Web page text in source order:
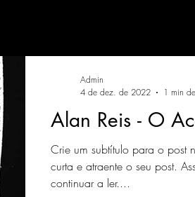
Alan Reis - O
Crie um subtítulo para o post
curta e atraente o seu post.
continuar a ler....
Admin
4 de dez. de 2022
1 min